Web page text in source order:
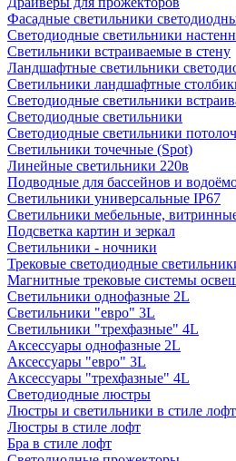
Фасадные светильники
Светодиодные светильники
Светильники встраиваемые в стену
Ландшафтные светильники
Светильники ландшафтные
Светодиодные светильники
Светодиодные светильники
Светодиодные светильники
Светильники точечные (Spot)
Линейные светильники 220в
Подводные для бассейнов и
Светильники универсальные IP67
Светильники мебельные,
Подсветка картин и зеркал
Светильники - ночники
Трековые светодиодные
Магнитные трековые системы
Светильники однофазные 2L
Светильники "евро" 3L
Светильники "трехфазные" 4L
Аксессуары однофазные 2L
Аксессуары "евро" 3L
Аксессуары "трехфазные" 4L
Светодиодные люстры
Люстры и светильники в стиле лофт
Люстры в стиле лофт
Бра в стиле лофт